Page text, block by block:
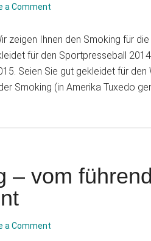
a Comment
zeigen Ihnen den Smoking für
für den Sportpresseball
Seien Sie gut gekleidet für den
Smoking (in Amerika Tuxedo
– vom
a Comment